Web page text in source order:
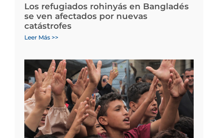
Los refugiados rohinyás en Bangladés
se ven afectados por nuevas
catástrofes
Leer Más >>